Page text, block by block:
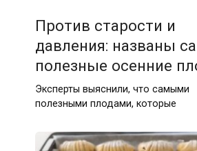
Против старости и
давления: названы
полезные осенние
Эксперты выяснили, что самыми
полезными плодами, которые